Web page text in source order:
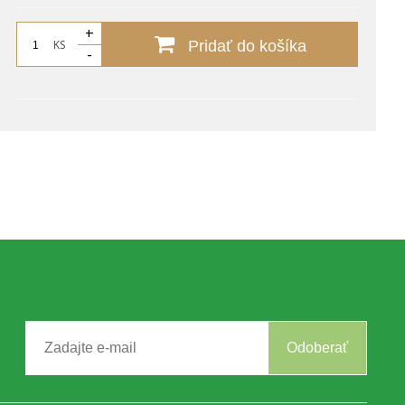
KS
+
-
Pridať do košíka
Odoberať